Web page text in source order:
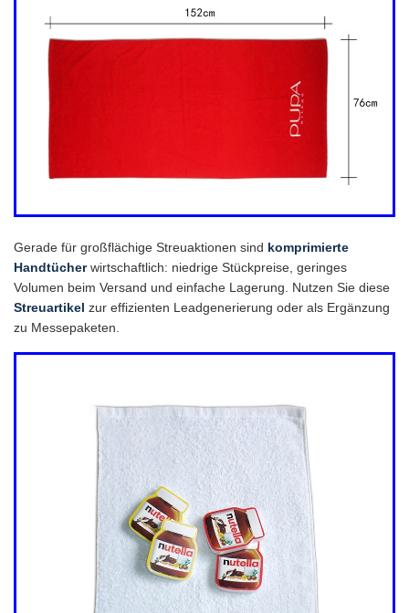
Gerade für großflächige Streuaktionen sind komprimierte
Handtücherwirtschaftlich: niedrige Stückpreise, geringes
Volumen beim Versand und einfache Lagerung. Nutzen Sie diese
Streuartikel zur effizienten Leadgenerierung oder als Ergänzung
zu Messepaketen.